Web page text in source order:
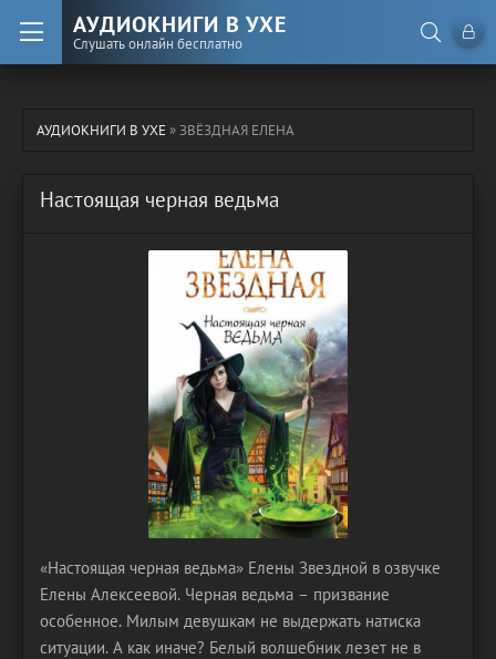
АУДИОКНИГИ В УХЕ
Слушать онлайн бесплатно
АУДИОКНИГИ В УХЕ» ЗВЁЗДНАЯ ЕЛЕНА
Настоящая черная ведьма
«Настоящая черная ведьма» Елены Звездной в озвучке
Елены Алексеевой. Черная ведьма – призвание
особенное. Милым девушкам не выдержать натиска
ситуации. А как иначе? Белый волшебник лезет не в